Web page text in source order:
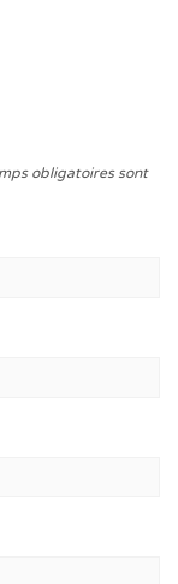
obligatoires sont